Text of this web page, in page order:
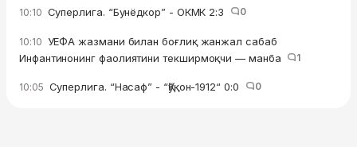
10:10 Суперлига. “Бунёдкор” - ОКМК 2:3 0
10:10 УЕФА жазмани билан боғлиқ жанжал сабаб
Инфантинонинг фаолиятини текширмоқчи — манба
1
10:05 Суперлига. “Насаф” - “Қўқон-1912“ 0:0 0